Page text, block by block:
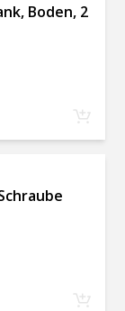
Boden, 2